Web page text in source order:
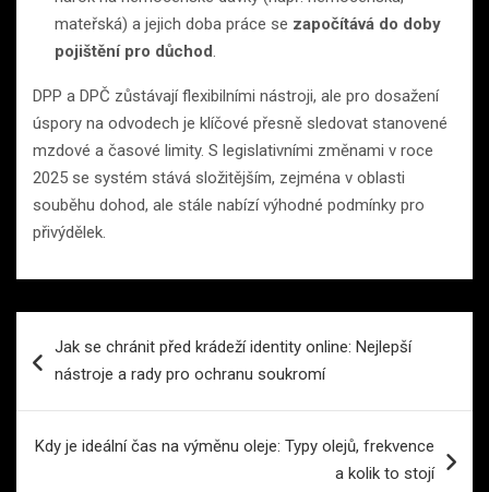
mateřská) a jejich doba práce se započítává do doby
pojištění pro důchod.
DPP a DPČ zůstávají flexibilními nástroji, ale pro dosažení
úspory na odvodech je klíčové přesně sledovat stanovené
mzdové a časové limity. S legislativními změnami v roce
2025 se systém stává složitějším, zejména v oblasti
souběhu dohod, ale stále nabízí výhodné podmínky pro
přivýdělek.
proJak se chránit před krádeží identity online: Nejlepší
nástroje a rady pro ochranu soukromí
Kdy je ideální čas na výměnu oleje: Typy olejů, frekvence
a kolik to stojí